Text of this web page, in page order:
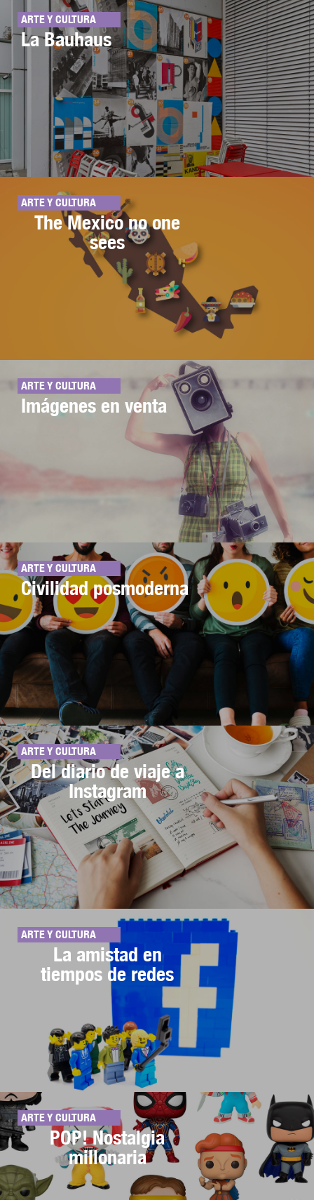
ARTE Y CULTURA
La Bauhaus
ARTE Y CULTURA
The Mexico no one
sees
ARTE Y CULTURA
Imágenes en venta
ARTE Y CULTURA
Civilidad posmoderna
ARTE Y CULTURA
Del diario de viaje a
Instagram
ARTE Y CULTURA
La amistad en
tiempos de redes
ARTE Y CULTURA
POP! Nostalgia
millonaria